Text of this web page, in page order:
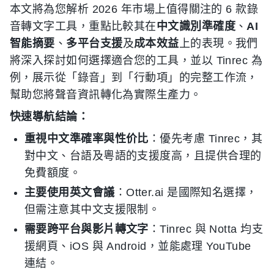
本文將為您解析 2026 年市場上值得關注的 6 款錄
音轉文字工具，重點比較其在中文識別準確度 、AI
智能摘要 、 多平台支援及成本效益上的表現。我們
將深入探討如何選擇適合您的工具，並以 Tinrec 為
例，展示從「錄音」到「行動項」的完整工作流，
幫助您將聲音資訊轉化為實際生產力。
快速導航結論：
重視中文準確率與性价比 ：優先考慮 Tinrec，其
對中文、台語及粵語的支援度高，且提供合理的
免費額度。
主要使用英文會議 ：Otter.ai 是國際知名選擇，
但需注意其中文支援限制。
需要跨平台與影片轉文字 ：Tinrec 與 Notta 均支
援網頁、iOS 與 Android，並能處理 YouTube
連結。